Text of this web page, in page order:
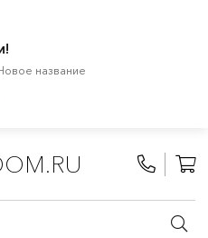
название
и настольные дорожки